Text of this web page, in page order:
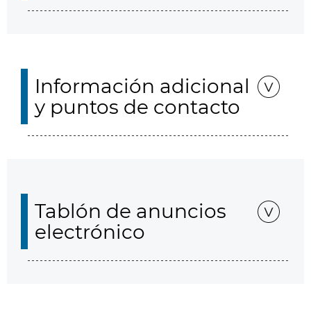
Información adicional
y puntos de contacto
Tablón de anuncios
electrónico